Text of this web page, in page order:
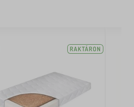
RAKTÁRON